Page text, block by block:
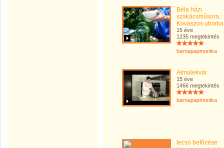
Béla házi
szakácsműsora.:
Kovászos uborka
15 éve
1235 megtekintés
barnapapmonika
Almalekvár
15 éve
1466 megtekintés
barnapapmonika
lecsó befőzése